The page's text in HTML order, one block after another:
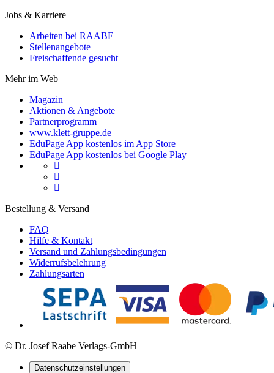
Jobs & Karriere
Arbeiten bei RAABE
Stellenangebote
Freischaffende gesucht
Mehr im Web
Magazin
Aktionen & Angebote
Partnerprogramm
www.klett-gruppe.de
EduPage App kostenlos im App Store
EduPage App kostenlos bei Google Play



Bestellung & Versand
FAQ
Hilfe & Kontakt
Versand und Zahlungsbedingungen
Widerrufsbelehrung
Zahlungsarten
© Dr. Josef Raabe Verlags-GmbH
Datenschutzeinstellungen